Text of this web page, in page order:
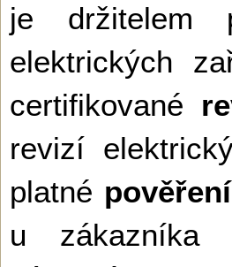
je držitelem
elektrických
certifikované
revizí
platné
u zákazníka